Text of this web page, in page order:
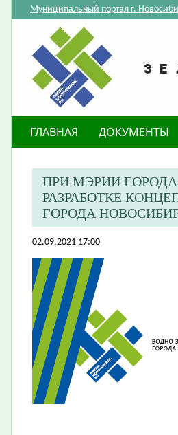
Муниципальный портал г.
ГЛАВНАЯ ДОКУМЕНТЫ
ПРИ МЭРИИ
РАЗРАБОТКЕ
ГОРОДА
02.09.2021 17:00